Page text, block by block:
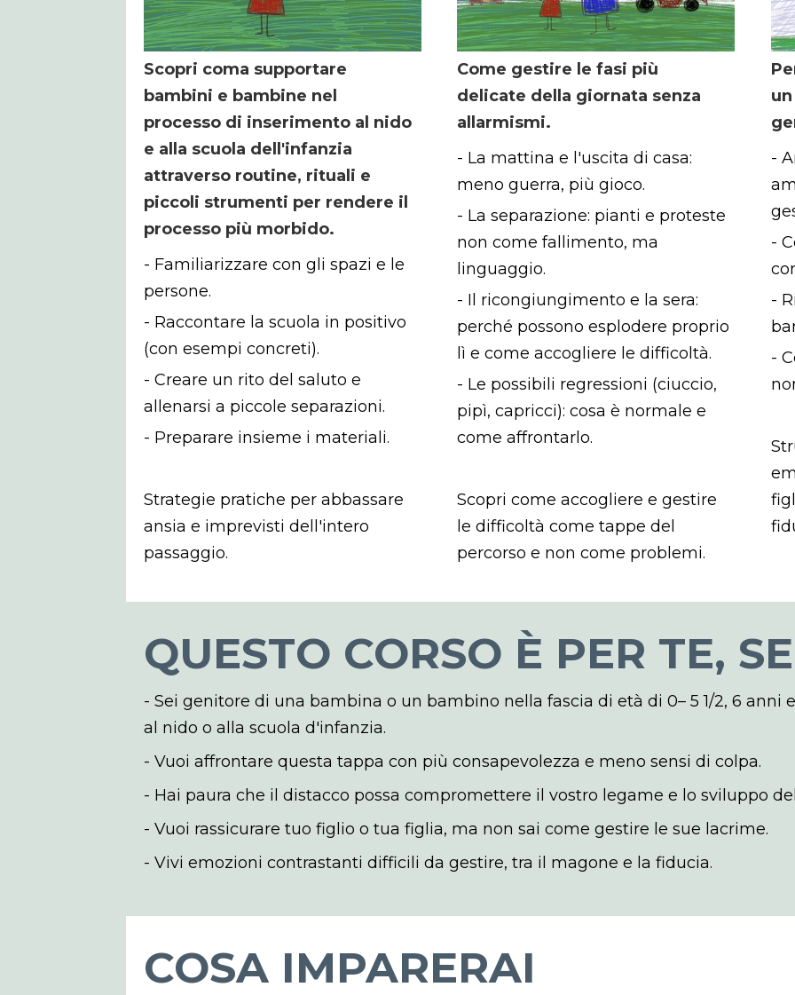
Scopri coma supportare
bambini e bambine nel
processo di inserimento al nido
e alla scuola dell'infanzia
attraverso routine, rituali e
piccoli strumenti per rendere il
processo più morbido.
- Familiarizzare con gli spazi e le
persone.
- Raccontare la scuola in positivo
(con esempi concreti).
- Creare un rito del saluto e
allenarsi a piccole separazioni.
- Preparare insieme i materiali.
Strategie pratiche per abbassare
ansia e imprevisti dell'intero
passaggio.
Come gestire le fasi più
delicate della giornata senza
allarmismi.
- La mattina e l'uscita di casa:
meno guerra, più gioco.
- La separazione: pianti e proteste
non come fallimento, ma
linguaggio.
- Il ricongiungimento e la sera:
perché possono esplodere proprio
lì e come accogliere le difficoltà.
- Le possibili regressioni (ciuccio,
pipì, capricci): cosa è normale e
come affrontarlo.
Scopri come accogliere e gestire
le difficoltà come tappe del
percorso e non come problemi.
-
-
-
-
QUESTO CORSO È PER TE,
- Sei genitore di una bambina o un bambino nella fascia di età di 0– 5 1/2, 6 anni
al nido o alla scuola d'infanzia.
- Vuoi affrontare questa tappa con più consapevolezza e meno sensi di colpa.
- Hai paura che il distacco possa compromettere il vostro legame e lo sviluppo
- Vuoi rassicurare tuo figlio o tua figlia, ma non sai come gestire le sue lacrime.
- Vivi emozioni contrastanti difficili da gestire, tra il magone e la fiducia.
COSA IMPARERAI